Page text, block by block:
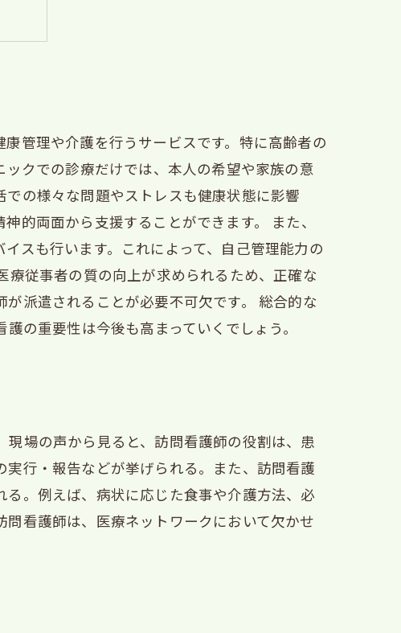
管理や介護を行うサービスです。特に高齢者の
クでの診療だけでは、本人の希望や家族の意
の様々な問題やストレスも健康状態に影響
的両面から支援することができます。 また、
スも行います。これによって、自己管理能力の
従事者の質の向上が求められるため、正確な
派遣されることが必要不可欠です。 総合的な
の重要性は今後も高まっていくでしょう。
場の声から見ると、訪問看護師の役割は、患
行・報告などが挙げられる。また、訪問看護
。例えば、病状に応じた食事や介護方法、必
看護師は、医療ネットワークにおいて欠かせ